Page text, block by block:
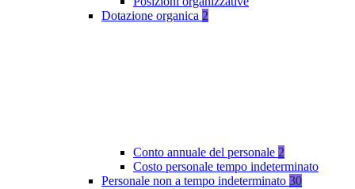
Dotazione organica 2
Conto annuale del personale 2
Costo personale tempo indeterminato
Personale non a tempo indeterminato 30